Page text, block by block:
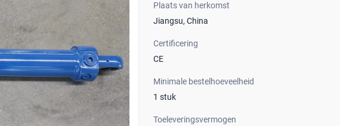
Plaats van herkomst
Jiangsu, China
Certificering
CE
Minimale bestelhoeveelheid
1 stuk
Toeleveringsvermogen